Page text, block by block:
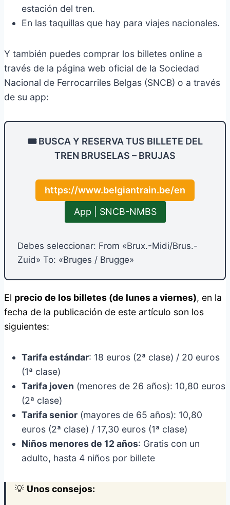
estación del tren.
En las taquillas que hay para viajes nacionales.
Y también puedes comprar los billetes online a
través de la página web oficial de la Sociedad
Nacional de Ferrocarriles Belgas (SNCB) o a través
de su app:
🎟️ BUSCA Y RESERVA TUS BILLETE DEL
TREN BRUSELAS – BRUJAS
https://www.belgiantrain.be/en
App | SNCB-NMBS
Debes seleccionar: From «Brux.-Midi/Brus.-
Zuid» To: «Bruges / Brugge»
El precio de los billetes (de lunes a viernes), en la
fecha de la publicación de este artículo son los
siguientes:
Tarifa estándar: 18 euros (2ª clase) / 20 euros
(1ª clase)
Tarifa joven (menores de 26 años): 10,80 euros
(2ª clase)
Tarifa senior (mayores de 65 años): 10,80
euros (2ª clase) / 17,30 euros (1ª clase)
Niños menores de 12 años: Gratis con un
adulto, hasta 4 niños por billete
💡 Unos consejos: